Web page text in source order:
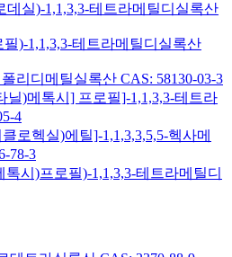
데실)-1,1,3,3-테트라메틸디실록산
)-1,1,3,3-테트라메틸디실록산
리디메틸실록산 CAS: 58130-03-3
닐)메톡시] 프로필]-1,1,3,3-테트라
4
로헥실)에틸]-1,1,3,3,5,5-헥사메
78-3
시)프로필)-1,1,3,3-테트라메틸디